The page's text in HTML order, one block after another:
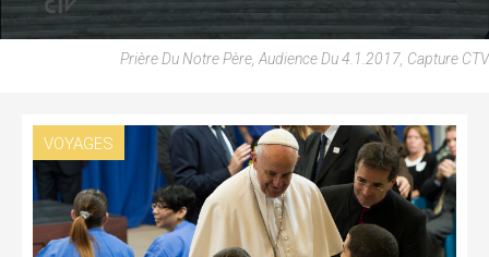
Prière Du Notre Père, Audience Du 4.1.2017, Capture CTV
VOYAGES